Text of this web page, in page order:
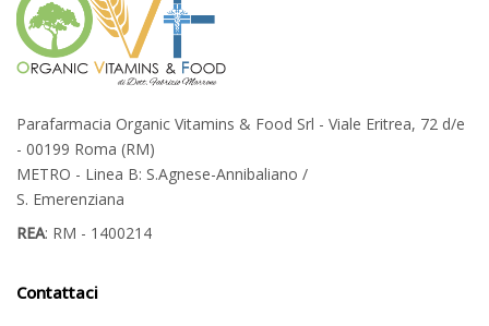
Parafarmacia Organic Vitamins & Food Srl - Viale Eritrea, 72 d/e
- 00199 Roma (RM)
METRO - Linea B: S.Agnese-Annibaliano /
S. Emerenziana
REA: RM - 1400214
Contattaci